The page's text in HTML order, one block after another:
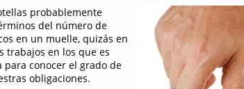
probablemente
del número de
en un muelle, quizás en
trabajos en los que es
conocer el grado de
obligaciones.